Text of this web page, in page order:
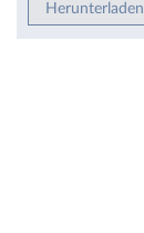
Herunterladen